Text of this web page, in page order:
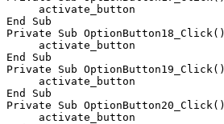
     activate_button
End Sub
Private Sub OptionButton18_Click()
     activate_button
End Sub
Private Sub OptionButton19_Click()
     activate_button
End Sub
Private Sub OptionButton20_Click()
     activate_button